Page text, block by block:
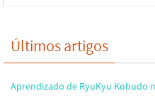
Últimos artigos
Aprendizado de RyuKyu Kobudo